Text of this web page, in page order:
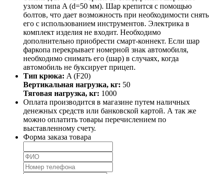
узлом типа A (d=50 мм). Шар крепится с помощью
болтов, что дает возможность при необходимости снять
его с использованием инструментов. Электрика в
комплект изделия не входит. Необходимо
дополнительно приобрести смарт-коннект. Если шар
фаркопа перекрывает номерной знак автомобиля,
необходимо снимать его (шар) в случаях, когда
автомобиль не буксирует прицеп.
Тип крюка: A (F20)
Вертикальная нагрузка, кг: 50
Тяговая нагрузка, кг: 1000
Оплата производится в магазине путем наличных
денежных средств или банковской картой. А так же
можно оплатить товары перечислением по
выставленному счету.
Форма заказа товара